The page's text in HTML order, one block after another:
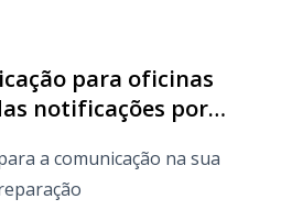
para oficinas
notificações por
a comunicação na sua